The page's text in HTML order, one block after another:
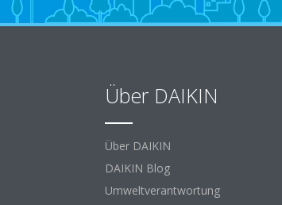
Über DAIKIN
Über DAIKIN
DAIKIN Blog
Umweltverantwortung